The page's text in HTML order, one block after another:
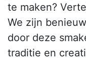
te maken?
We zijn
door deze
traditie en